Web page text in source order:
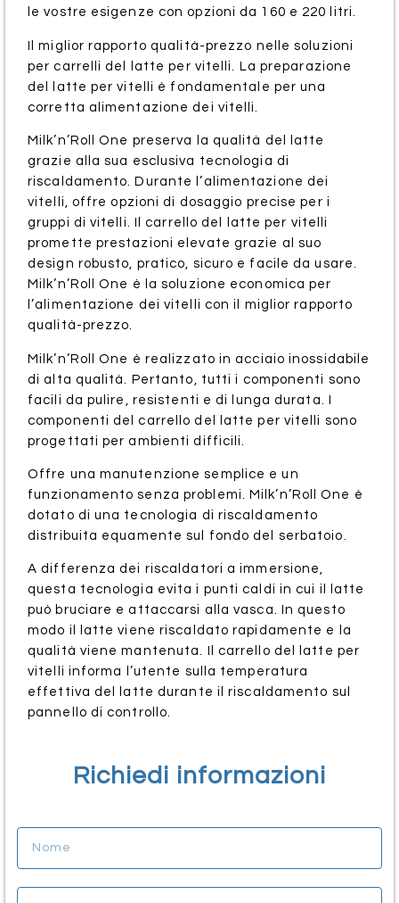
le vostre esigenze con opzioni da 160 e 220 litri.
Il miglior rapporto qualità-prezzo nelle soluzioni
per carrelli del latte per vitelli. La preparazione
del latte per vitelli è fondamentale per una
corretta alimentazione dei vitelli.
Milk’n’Roll One preserva la qualità del latte
grazie alla sua esclusiva tecnologia di
riscaldamento. Durante l’alimentazione dei
vitelli, offre opzioni di dosaggio precise per i
gruppi di vitelli. Il carrello del latte per vitelli
promette prestazioni elevate grazie al suo
design robusto, pratico, sicuro e facile da usare.
Milk’n’Roll One è la soluzione economica per
l’alimentazione dei vitelli con il miglior rapporto
qualità-prezzo.
Milk’n’Roll One è realizzato in acciaio inossidabile
di alta qualità. Pertanto, tutti i componenti sono
facili da pulire, resistenti e di lunga durata. I
componenti del carrello del latte per vitelli sono
progettati per ambienti difficili.
Offre una manutenzione semplice e un
funzionamento senza problemi. Milk’n’Roll One è
dotato di una tecnologia di riscaldamento
distribuita equamente sul fondo del serbatoio.
A differenza dei riscaldatori a immersione,
questa tecnologia evita i punti caldi in cui il latte
può bruciare e attaccarsi alla vasca. In questo
modo il latte viene riscaldato rapidamente e la
qualità viene mantenuta. Il carrello del latte per
vitelli informa l’utente sulla temperatura
effettiva del latte durante il riscaldamento sul
pannello di controllo.
Richiedi informazioni